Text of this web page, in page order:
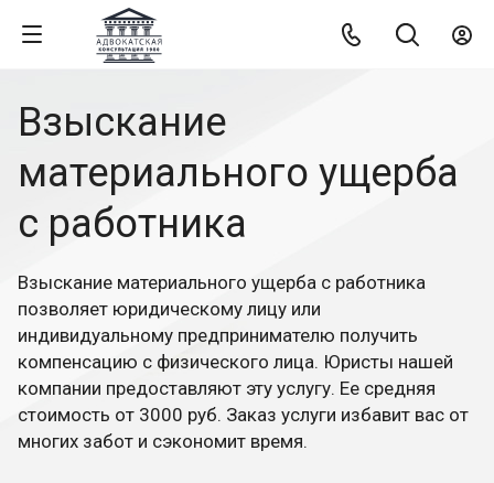
Взыскание
материального ущерба
с работника
Взыскание материального ущерба с работника
позволяет юридическому лицу или
индивидуальному предпринимателю получить
компенсацию с физического лица. Юристы нашей
компании предоставляют эту услугу. Ее средняя
стоимость от 3000 руб. Заказ услуги избавит вас от
многих забот и сэкономит время.